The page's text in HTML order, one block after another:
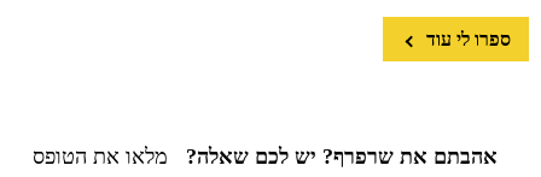
ספרו לי עוד
אהבתם את שרפרף? יש לכם שאלה?
מלאו את הטופס